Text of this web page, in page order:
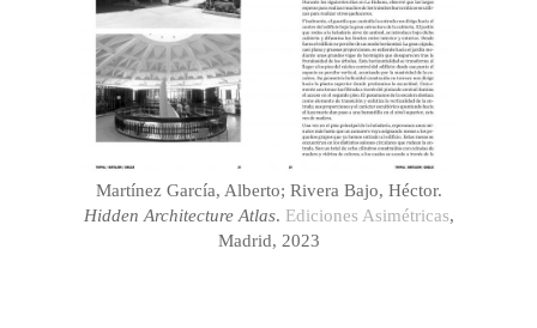
Martínez García, Alberto; Rivera Bajo, Héctor.
Hidden Architecture Atlas. Ediciones Asimétricas,
Madrid, 2023